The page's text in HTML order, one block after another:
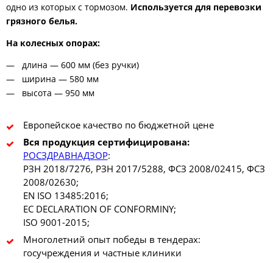
одно из которых с тормозом. Используется для перевозки
грязного белья.
На колесных опорах:
длина — 600 мм (без ручки)
ширина — 580 мм
высота — 950 мм
Европейское качество по бюджетной цене
Вся продукция сертифицирована:
РОСЗДРАВНАДЗОР:
РЗН 2018/7276, РЗН 2017/5288, ФСЗ 2008/02415, ФСЗ
2008/02630;
EN ISO 13485:2016;
EC DECLARATION OF CONFORMINY;
ISO 9001-2015;
Многолетний опыт победы в тендерах:
госучреждения и частные клиники